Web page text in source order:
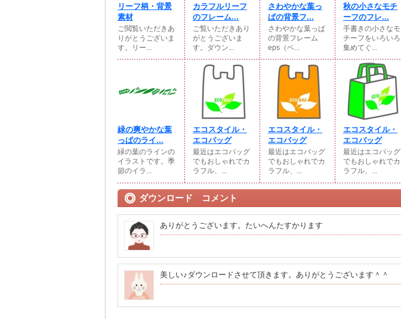
リーフ柄・背景
素材
ご閲覧いただきあ
りがとうございま
す。リー...
カラフルリーフ
のフレーム...
ご覧いただきあり
がとうございま
す。ダウン...
さわやかな葉っ
ぱの背景フ...
さわやかな葉っぱ
の背景フレーム
eps（ベ...
秋の小さなモチ
ーフのフレ...
手書きの小さなモ
チーフをいろいろ
集めてぐ...
緑の爽やかな葉
っぱのライ...
緑の葉のラインの
イラストです。季
節のイラ...
エコスタイル・
エコバッグ
最近はエコバッグ
でもおしゃれでカ
ラフル、...
エコスタイル・
エコバッグ
最近はエコバッグ
でもおしゃれでカ
ラフル、...
エコスタイル・
エコバッグ
最近はエコバッグ
でもおしゃれでカ
ラフル、...
ダウンロード コメント
ありがとうございます。たいへんたすかります
美しい♪ダウンロードさせて頂きます。ありがとうございます＾＾